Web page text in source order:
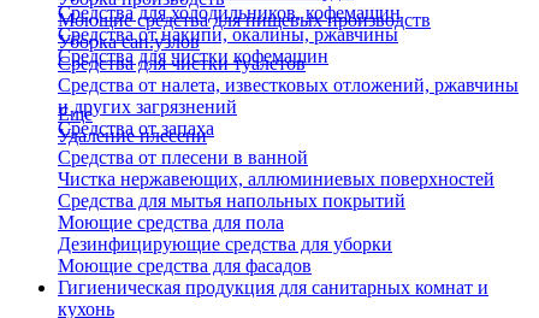
Средства для холодильников, кофемашин
Средства от накипи, окалины, ржавчины
Средства для чистки кофемашин
Моющие средства для пищевых производств
Уборка сан.узлов
Средства для чистки туалетов
Средства от налета, известковых отложений, ржавчины
и других загрязнений
Средства от запаха
Еще
Удаление плесени
Средства от плесени в ванной
Чистка нержавеющих, аллюминиевых поверхностей
Средства для мытья напольных покрытий
Моющие средства для пола
Дезинфицирующие средства для уборки
Моющие средства для фасадов
Гигиеническая продукция для санитарных комнат и
кухонь